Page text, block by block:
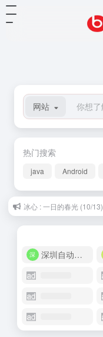
网站
热门搜索
java Android
冰心 : 一日的春光 (10/13)
深圳自动化商城